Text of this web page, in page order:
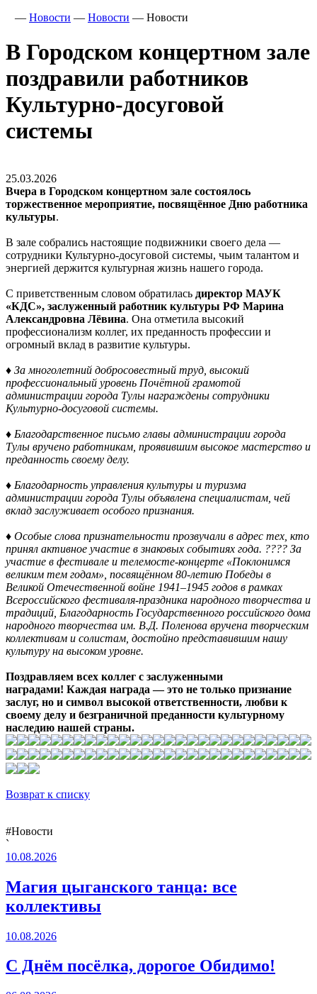
— Новости — Новости — Новости
В Городском концертном зале
поздравили работников
Культурно-досуговой
системы
25.03.2026
Вчера в Городском концертном зале состоялось
торжественное мероприятие, посвящённое Дню работника
культуры.
В зале собрались настоящие подвижники своего дела —
сотрудники Культурно-досуговой системы, чьим талантом и
энергией держится культурная жизнь нашего города.
С приветственным словом обратилась директор МАУК
«КДС», заслуженный работник культуры РФ Марина
Александровна Лёвина. Она отметила высокий
профессионализм коллег, их преданность профессии и
огромный вклад в развитие культуры.
♦ За многолетний добросовестный труд, высокий
профессиональный уровень Почётной грамотой
администрации города Тулы награждены сотрудники
Культурно-досуговой системы.
♦ Благодарственное письмо главы администрации города
Тулы вручено работникам, проявившим высокое мастерство и
преданность своему делу.
♦ Благодарность управления культуры и туризма
администрации города Тулы объявлена специалистам, чей
вклад заслуживает особого признания.
♦ Особые слова признательности прозвучали в адрес тех, кто
принял активное участие в знаковых событиях года. ????️ За
участие в фестивале и телемосте-концерте «Поклонимся
великим тем годам», посвящённом 80-летию Победы в
Великой Отечественной войне 1941–1945 годов в рамках
Всероссийского фестиваля-праздника народного творчества и
традиций, Благодарность Государственного российского дома
народного творчества им. В.Д. Поленова вручена творческим
коллективам и солистам, достойно представившим нашу
культуру на высоком уровне.
Поздравляем всех коллег с заслуженными
наградами! Каждая награда — это не только признание
заслуг, но и символ высокой ответственности, любви к
своему делу и безграничной преданности культурному
наследию нашей страны.
Возврат к списку
#Новости
`
10.08.2026
Магия цыганского танца: все
коллективы
10.08.2026
С Днём посёлка, дорогое Обидимо!